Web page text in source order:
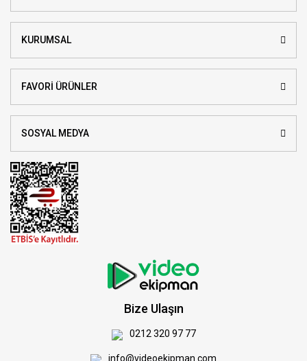
KURUMSAL
FAVORİ ÜRÜNLER
SOSYAL MEDYA
Bize Ulaşın
0212 320 97 77
info@videoekipman.com